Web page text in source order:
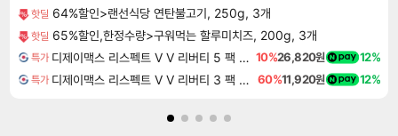
핫딜 64%할인>랜선식당 연탄불고기, 250g, 3개
핫딜 65%할인,한정수량>구워먹는 할루미치즈, 200g, 3개
특가 디제이맥스 리스펙트 V V 리버티 5 팩 DJMAX RESPECT V V Liberty 5 Pack DLC 10%26,820원 12%
특가 디제이맥스 리스펙트 V V 리버티 3 팩 DJMAX RESPECT V V Liberty 3 Pack DLC 60%11,920원 12%